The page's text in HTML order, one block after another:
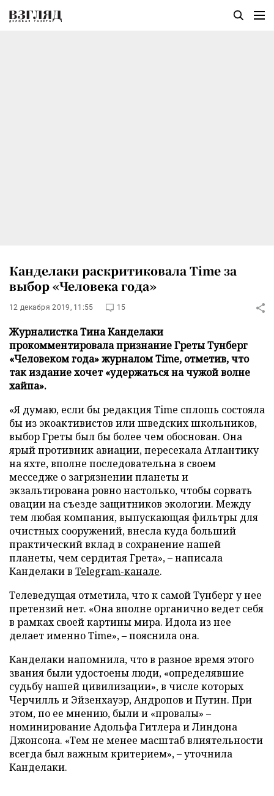
Канделаки раскритиковала Time за
выбор «Человека года»
12 декабря 2019, 11:55 15
Журналистка Тина Канделаки
прокомментировала признание Греты Тунберг
«Человеком года» журналом Time, отметив, что
так издание хочет «удержаться на чужой волне
хайпа».
«Я думаю, если бы редакция Time сплошь состояла
бы из экоактивистов или шведских школьников,
выбор Греты был бы более чем обоснован. Она
ярый противник авиации, пересекала Атлантику
на яхте, вполне последовательна в своем
месседже о загрязнении планеты и
экзальтирована ровно настолько, чтобы сорвать
овации на съезде защитников экологии. Между
тем любая компания, выпускающая фильтры для
очистных сооружений, внесла куда больший
практический вклад в сохранение нашей
планеты, чем сердитая Грета», – написала
Канделаки в Telegram-канале.
Телеведущая отметила, что к самой Тунберг у нее
претензий нет. «Она вполне органично ведет себя
в рамках своей картины мира. Идола из нее
делает именно Time», – пояснила она.
Канделаки напомнила, что в разное время этого
звания были удостоены люди, «определявшие
судьбу нашей цивилизации», в числе которых
Черчилль и Эйзенхауэр, Андропов и Путин. При
этом, по ее мнению, были и «провалы» –
номинирование Адольфа Гитлера и Линдона
Джонсона. «Тем не менее масштаб влиятельности
всегда был важным критерием», – уточнила
Канделаки.